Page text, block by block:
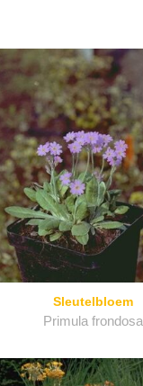
Sleutelbloem
Primula frondosa